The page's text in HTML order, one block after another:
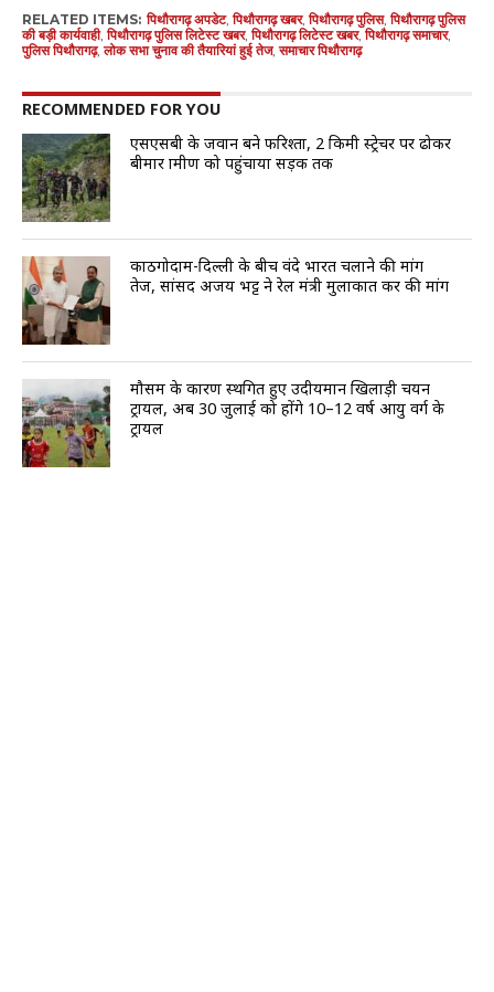
RELATED ITEMS: पिथौरागढ़ अपडेट,पिथौरागढ़ खबर,पिथौरागढ़ पुलिस,पिथौरागढ़ पुलिस
की बड़ी कार्यवाही,पिथौरागढ़ पुलिस लिटेस्ट खबर,पिथौरागढ़ लिटेस्ट खबर,पिथौरागढ़ समाचार,
पुलिस पिथौरागढ़,लोक सभा चुनाव की तैयारियां हुई तेज,समाचार पिथौरागढ़
RECOMMENDED FOR YOU
एसएसबी के जवान बने फरिश्ता, 2 किमी स्ट्रेचर पर ढोकर
बीमार ग्रामीण को पहुंचाया सड़क तक
काठगोदाम-दिल्ली के बीच वंदे भारत चलाने की मांग
तेज, सांसद अजय भट्ट ने रेल मंत्री मुलाकात कर की मांग
मौसम के कारण स्थगित हुए उदीयमान खिलाड़ी चयन
ट्रायल, अब 30 जुलाई को होंगे 10–12 वर्ष आयु वर्ग के
ट्रायल